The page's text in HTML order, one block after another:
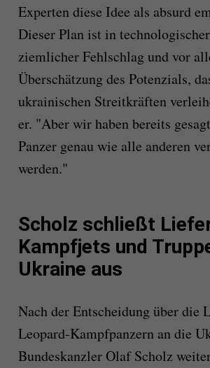
Experten diese Idee als absurd
Dieser Plan ist in
ziemlicher Fehlschlag und vor
Überschätzung des Potenzials,
ukrainischen Streitkräften
er. "Aber wir haben bereits
Panzer genau wie alle anderen
werden."
Scholz schließt
Kampfjets und
Ukraine aus
Nach der Entscheidung über die
Leopard-Kampfpanzern an die
Bundeskanzler Olaf Scholz